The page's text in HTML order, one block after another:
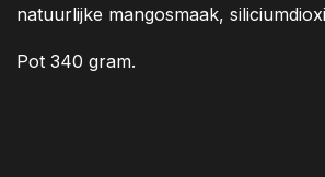
natuurlijke mangosmaak,
Pot 340 gram.